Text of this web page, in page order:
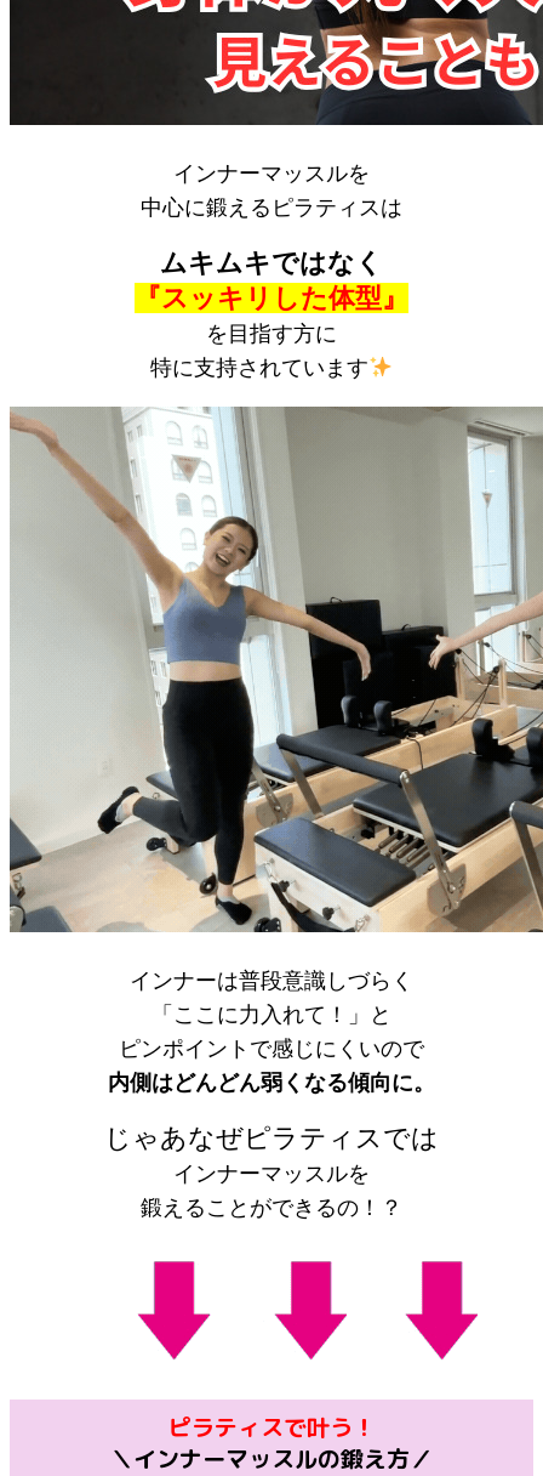
インナーマッスルを
中心に鍛えるピラティスは
ムキムキではなく
『スッキリした体型』
を目指す方に
特に支持されています
インナーは普段意識しづらく
「ここに力入れて！」と
ピンポイントで感じにくいので
内側はどんどん弱くなる傾向に。
じゃあなぜピラティスでは
インナーマッスルを
鍛えることができるの！？
ピラティスで叶う！
＼インナーマッスルの鍛え方／